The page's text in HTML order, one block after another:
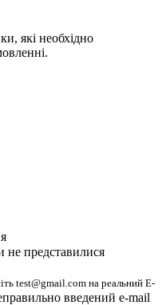
які необхідно
не представилися
test@gmail.com на реальний E-
введений e-mail